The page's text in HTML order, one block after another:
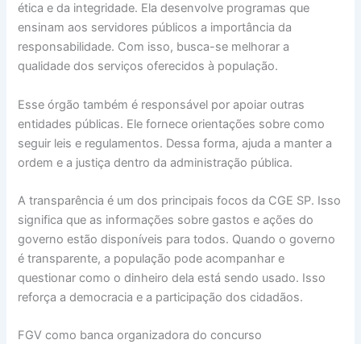
ética e da integridade. Ela desenvolve programas que
ensinam aos servidores públicos a importância da
responsabilidade. Com isso, busca-se melhorar a
qualidade dos serviços oferecidos à população.
Esse órgão também é responsável por apoiar outras
entidades públicas. Ele fornece orientações sobre como
seguir leis e regulamentos. Dessa forma, ajuda a manter a
ordem e a justiça dentro da administração pública.
A transparência é um dos principais focos da CGE SP. Isso
significa que as informações sobre gastos e ações do
governo estão disponíveis para todos. Quando o governo
é transparente, a população pode acompanhar e
questionar como o dinheiro dela está sendo usado. Isso
reforça a democracia e a participação dos cidadãos.
FGV como banca organizadora do concurso